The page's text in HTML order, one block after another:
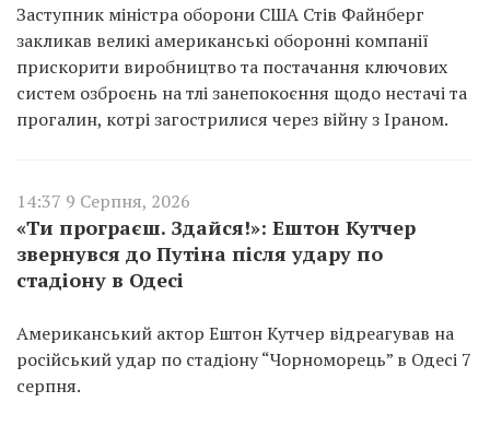
Заступник міністра оборони США Стів Файнберг
закликав великі американські оборонні компанії
прискорити виробництво та постачання ключових
систем озброєнь на тлі занепокоєння щодо нестачі та
прогалин, котрі загострилися через війну з Іраном.
14:37 9 Серпня, 2026
«Ти програєш. Здайся!»: Ештон Кутчер
звернувся до Путіна після удару по
стадіону в Одесі
Американський актор Ештон Кутчер відреагував на
російський удар по стадіону “Чорноморець” в Одесі 7
серпня.